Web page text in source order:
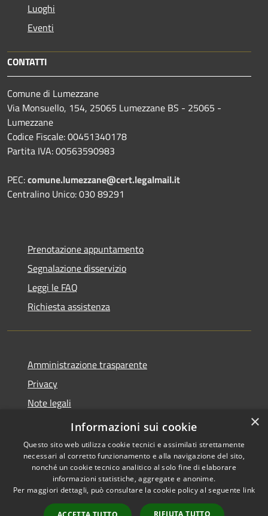
Luoghi
Eventi
CONTATTI
Comune di Lumezzane
Via Monsuello, 154, 25065 Lumezzane BS - 25065 -
Lumezzane
Codice Fiscale: 00451340178
Partita IVA: 00563590983
PEC:comune.lumezzane@cert.legalmail.it
Centralino Unico: 030 89291
Prenotazione appuntamento
Segnalazione disservizio
Leggi le FAQ
Richiesta assistenza
Amministrazione trasparente
Privacy
Note legali
Dichiarazione di accessibilità
Accessibilità
Copyright © 2026 • Comune di
Lumezzane • Powered by
Municipium• Accesso
×
Informazioni sui cookie
Questo sito web utilizza cookie tecnici e assimilati strettamente
necessari al corretto funzionamento e alla navigazione del sito,
nonché un cookie tecnico analitico al solo fine di elaborare
informazioni statistiche, aggregate e anonime.
Per maggiori dettagli, può consultare la cookie policy al seguente link
RIFIUTA TUTTO